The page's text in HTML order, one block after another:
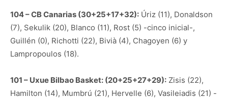
104 – CB Canarias (30+25+17+32): Úriz (11), Donaldson
(7), Sekulik (20), Blanco (11), Rost (5) -cinco inicial-,
Guillén (0), Richotti (22), Bivià (4), Chagoyen (6) y
Lampropoulos (18).
101 – Uxue Bilbao Basket: (20+25+27+29): Zisis (22),
Hamilton (14), Mumbrú (21), Hervelle (6), Vasileiadis (21) -